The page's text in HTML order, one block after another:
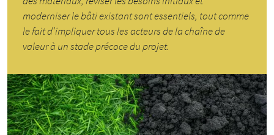
moderniser le bâti existant sont essentiels, tout comme
le fait d’impliquer tous les acteurs de la chaîne de
valeur à un stade précoce du projet.